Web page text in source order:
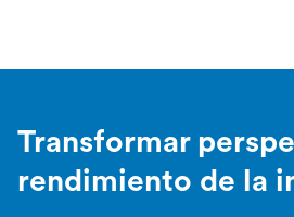
Transformar
rendimiento de la